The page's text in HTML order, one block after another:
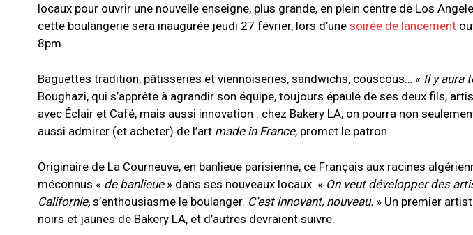
locaux pour ouvrir une nouvelle enseigne, plus grande, en plein centre de Los
cette boulangerie sera inaugurée jeudi 27 février, lors d’une soirée de lancement
8pm.
Baguettes tradition, pâtisseries et viennoiseries, sandwichs, couscous… « Il y aura
Boughazi, qui s’apprête à agrandir son équipe, toujours épaulé de ses deux fils,
avec Éclair et Café, mais aussi innovation : chez Bakery LA, on pourra non
aussi admirer (et acheter) de l’art made in France, promet le patron.
Originaire de La Courneuve, en banlieue parisienne, ce Français aux racines
méconnus « de banlieue » dans ses nouveaux locaux. « On veut développer des
Californie, s’enthousiasme le boulanger. C’est innovant, nouveau. » Un premier
noirs et jaunes de Bakery LA, et d’autres devraient suivre.